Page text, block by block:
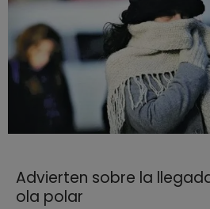
Advierten sobre la
ola polar